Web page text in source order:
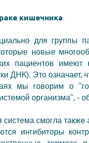
кишечника
для группы
новые
пациентов
ДНК). Это означает,
мы говорим о
организма", -
смогла
ингибиторы